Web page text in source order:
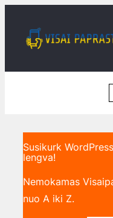
turinio
Susikurk
lengva!
Nemokamas
nuo A iki Z.